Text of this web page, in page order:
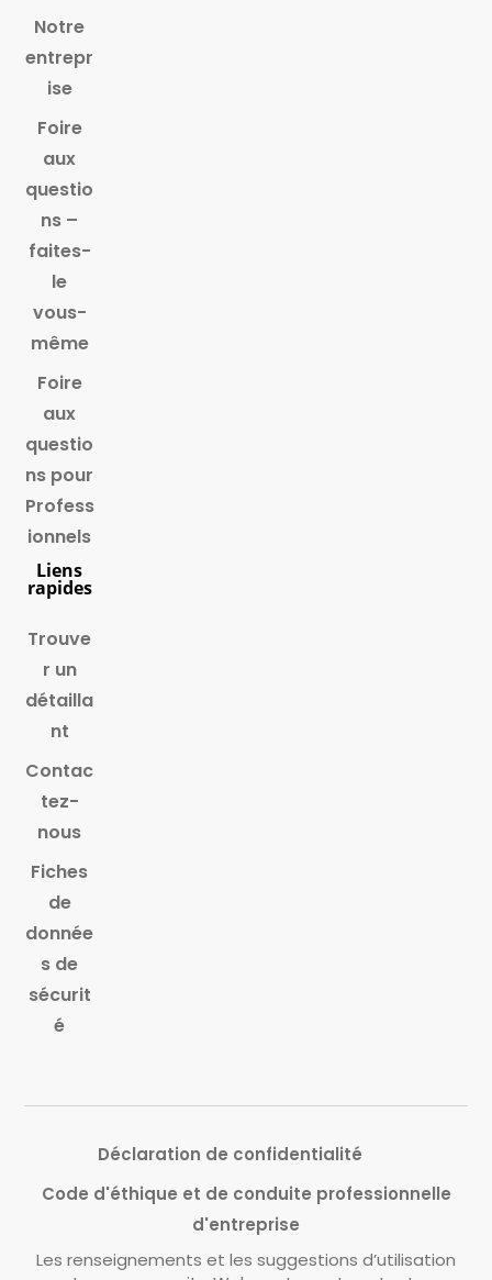
Notre
entrepr
ise
Foire
aux
questio
ns –
faites-
le
vous-
même
Foire
aux
questio
ns pour
Profess
ionnels
Liens
rapides
Trouve
r un
détailla
nt
Contac
tez-
nous
Fiches
de
donnée
s de
sécurit
é
Déclaration de confidentialité
Code d'éthique et de conduite professionnelle
d'entreprise
Les renseignements et les suggestions d’utilisation